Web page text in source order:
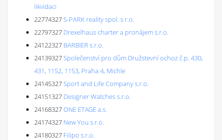
likvidaci
22774327S-PARK reality spol. s r.o.
22797327 Drexelhaus charter a pronájem s.r.o.
24122327 BARBIER s.r.o.
24139327Společenství pro dům Družstevní ochoz č.p. 430,
431, 1152, 1153, Praha 4, Michle
24145327Sport and Life Company s.r.o.
24151327 Designer Watches s.r.o.
24168327ONE ETAGE a.s.
24174327 New You s.r.o.
24180327 Filipo s.r.o.